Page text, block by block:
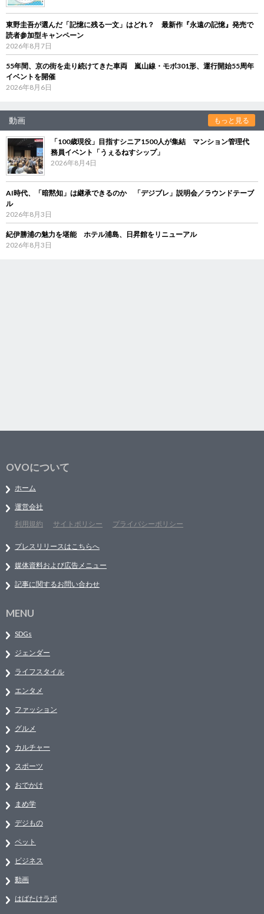
東野圭吾が選んだ「記憶に残る一文」はどれ？ 最新作『永遠の記憶』発売で
読者参加型キャンペーン
2026年8月7日
55年間、京の街を走り続けてきた車両 嵐山線・モボ301形、運行開始55周年
イベントを開催
2026年8月6日
動画 もっと見る
「100歳現役」目指すシニア1500人が集結 マンション管理代
務員イベント「うぇるねすシップ」
2026年8月4日
AI時代、「暗黙知」は継承できるのか 「デジブレ」説明会／ラウンドテーブ
ル
2026年8月3日
紀伊勝浦の魅力を堪能 ホテル浦島、日昇館をリニューアル
2026年8月3日
OVOについて
ホーム
運営会社
利用規約
サイトポリシー プライバシーポリシー
プレスリリースはこちらへ
媒体資料および広告メニュー
記事に関するお問い合わせ
MENU
SDGs
ジェンダー
ライフスタイル
エンタメ
ファッション
グルメ
カルチャー
スポーツ
おでかけ
まめ学
デジもの
ペット
ビジネス
動画
はばたけラボ